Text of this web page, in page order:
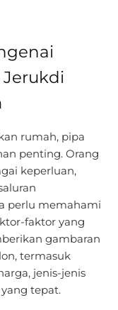
Jerukdi
rumah, pipa
penting. Orang
keperluan,
perlu memahami
faktor yang
gambaran
termasuk
jenis-jenis
tepat.